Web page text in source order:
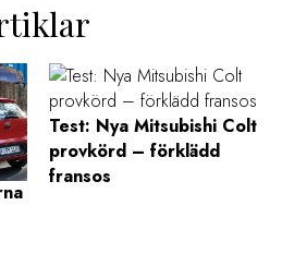
Test: Nya Mitsubishi Colt
provkörd – förklädd
fransos